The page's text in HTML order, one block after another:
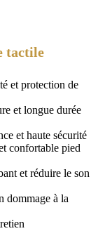
tactile
et protection de
et longue durée
et haute sécurité
confortable pied
et réduire le son
dommage à la